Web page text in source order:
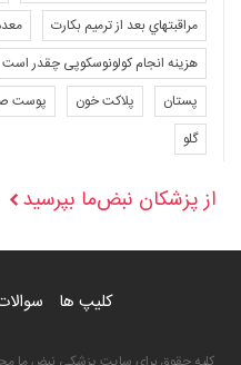
مراقبتهاي بعد از ترميم بكارت
هزینه انجام کولونوسکوپی چقدر است
پستان
پلاکت خون پوست
گلو
از پزشکان نبض‌ما بپرسید
کلیپ ها